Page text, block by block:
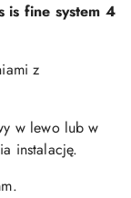
is fine system 4
z
w lewo lub w
instalację.